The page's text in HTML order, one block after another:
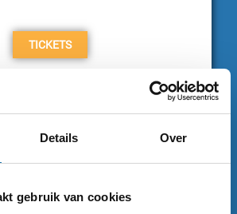
Details Over
gebruik van cookies
TICKETS